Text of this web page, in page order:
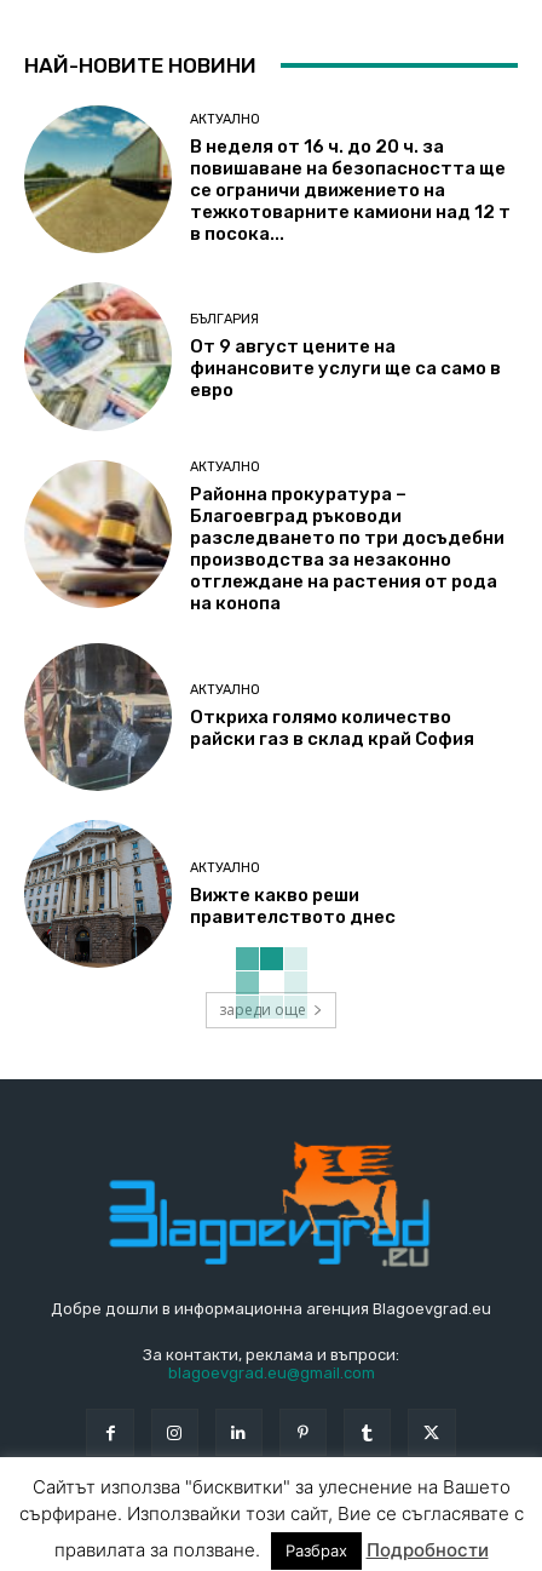
НАЙ-НОВИТЕ НОВИНИ
АКТУАЛНО
В неделя от 16 ч. до 20 ч. за
повишаване на безопасността ще
се ограничи движението на
тежкотоварните камиони над 12 т
в посока...
БЪЛГАРИЯ
От 9 август цените на
финансовите услуги ще са само в
евро
АКТУАЛНО
Районна прокуратура –
Благоевград ръководи
разследването по три досъдебни
производства за незаконно
отглеждане на растения от рода
на конопа
АКТУАЛНО
Откриха голямо количество
райски газ в склад край София
АКТУАЛНО
Вижте какво реши
правителството днес
зареди още
Добре дошли в информационна агенция Blagoevgrad.eu
За контакти, реклама и въпроси:
blagoevgrad.eu@gmail.com
Общи условия
За контакти
За реклама СПРАВОЧНИК СЪБИТИЯ
Сайтът използва "бисквитки" за улеснение на Вашето
сърфиране. Използвайки този сайт, Вие се съгласявате с
правилата за ползване.
Разбрах Подробности